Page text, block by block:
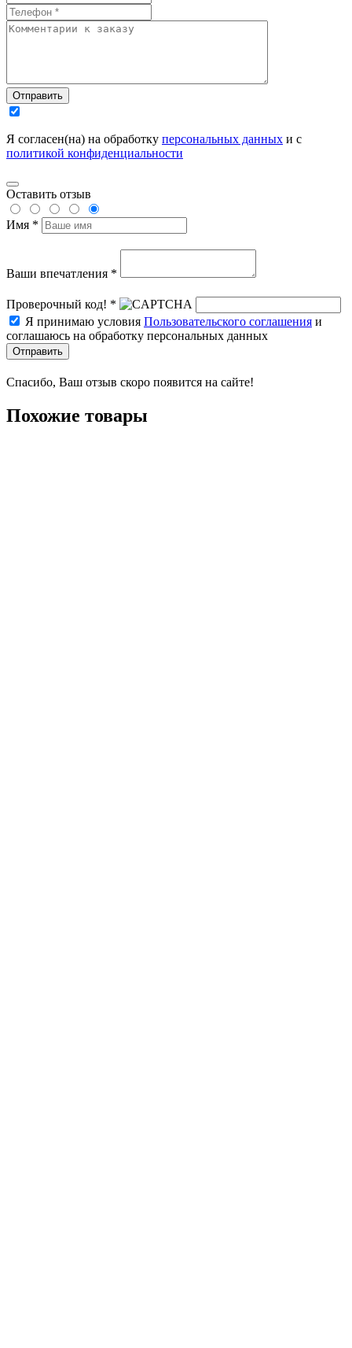
Отправить
Я согласен(на) на обработку персональных данных и с
политикой конфиденциальности
Оставить отзыв
Имя *
Ваши впечатления *
Проверочный код! *
Я принимаю условия Пользовательского соглашения и
соглашаюсь на обработку персональных данных
Отправить
Спасибо, Ваш отзыв скоро появится на сайте!
Похожие товары